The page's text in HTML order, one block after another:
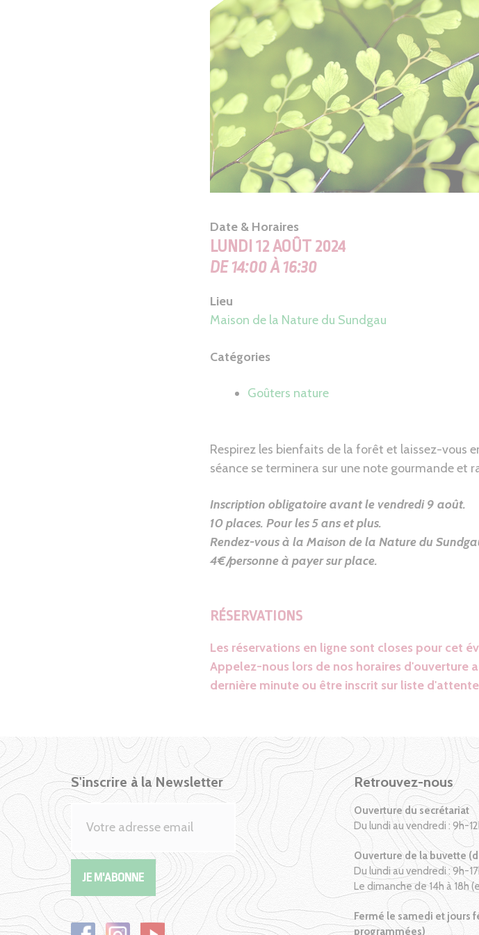
Date & Horaires
LUNDI 12 AOÛT 2024
DE 14:00 À 16:30
Lieu
Maison de la Nature du Sundgau
Catégories
Goûters nature
Respirez les bienfaits de la forêt et laissez-vous
séance se terminera sur une note gourmande et
Inscription obligatoire avant le vendredi 9 août.
10 places. Pour les 5 ans et plus.
Rendez-vous à la Maison de la Nature du
4€/personne à payer sur place.
RÉSERVATIONS
Les réservations en ligne sont closes pour cet
Appelez-nous lors de nos horaires d'ouverture
dernière minute ou être inscrit sur liste
S'inscrire à la Newsletter Retrouvez-nous
Ouverture du secrétariat
Du lundi au vendredi : 9h-
Ouverture de la buvette
Du lundi au vendredi : 9h-
Le dimanche de 14h à 18h
Fermé le samedi et jours
programmées)